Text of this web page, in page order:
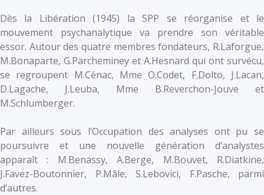
Dès la Libération (1945) la SPP se réorganise et le
mouvement psychanalytique va prendre son véritable
essor. Autour des quatre membres fondateurs, R.Laforgue,
M.Bonaparte, G.Parcheminey et A.Hesnard qui ont survécu,
se regroupent M.Cénac, Mme O.Codet, F.Dolto, J.Lacan,
D.Lagache, J.Leuba, Mme B.Reverchon-Jouve et
M.Schlumberger.
Par ailleurs sous l’Occupation des analyses ont pu se
poursuivre et une nouvelle génération d’analystes
apparaît : M.Benassy, A.Berge, M.Bouvet, R.Diatkine,
J.Favez-Boutonnier, P.Mâle, S.Lebovici, F.Pasche, parmi
d’autres.